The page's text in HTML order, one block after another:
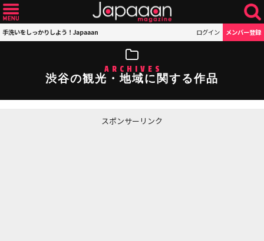
手洗いをしっかりしよう！Japaaan ログイン メンバー登録
ARCHIVES
渋谷の観光・地域に関する作品
スポンサーリンク